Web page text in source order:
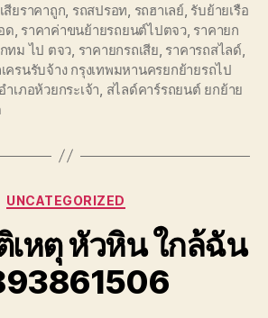
สียราคาถูก รถสปรอท รถฮาเลย์, รับย้ายเรือ
ด ราคาค่าขนย้ายรถยนต์ไปตจว, ราคายก
ทม ไป ตจว ราคายกรถเสีย ราคารถสไลด์,
ครนรับจ้าง กรุงเทพมหานครยกย้ายรถไป
ำเภอห้วยกระเจ้า สไลด์คาร์รถยนต์ ยกย้าย
Categories
UNCATEGORIZED
เหตุ หัวหิน ใกล้ฉัน